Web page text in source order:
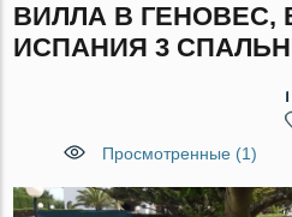
ВИЛЛА В ГЕНОВЕС,
ИСПАНИЯ 3
Просмотренные (1)